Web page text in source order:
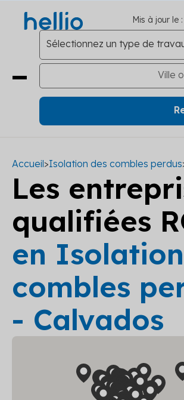
Mis à jour le :
Accueil>Isolation des combles perdus
Les
qualifiées
en
combles
- Calvados